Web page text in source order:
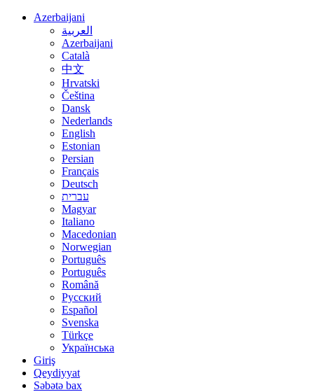
Azerbaijani
العربية
Azerbaijani
Català
中文
Hrvatski
Čeština
Dansk
Nederlands
English
Estonian
Persian
Français
Deutsch
עברית
Magyar
Italiano
Macedonian
Norwegian
Português
Português
Română
Русский
Español
Svenska
Türkçe
Українська
Giriş
Qeydiyyat
Səbətə bax